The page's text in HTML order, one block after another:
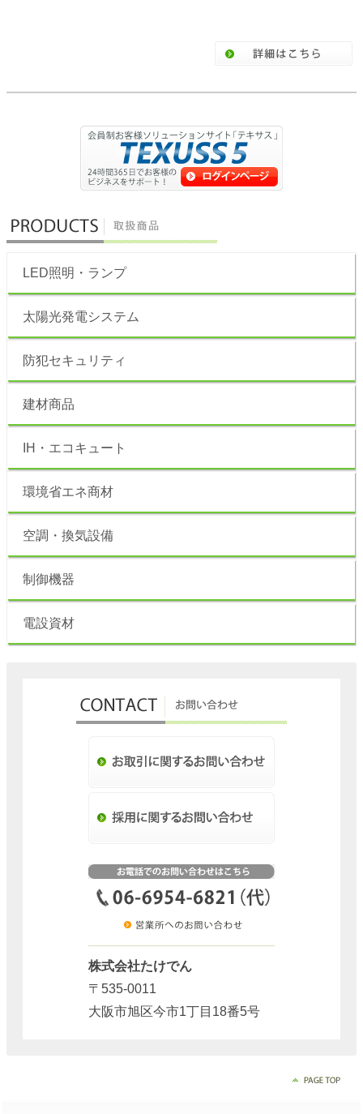
LED照明・ランプ
太陽光発電システム
防犯セキュリティ
建材商品
IH・エコキュート
環境省エネ商材
空調・換気設備
制御機器
電設資材
株式会社たけでん
〒535-0011
大阪市旭区今市1丁目18番5号